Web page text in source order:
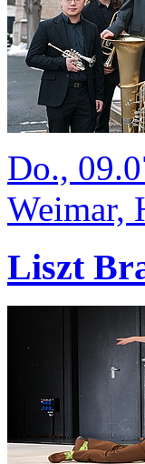
Do.,
Weimar,
Liszt